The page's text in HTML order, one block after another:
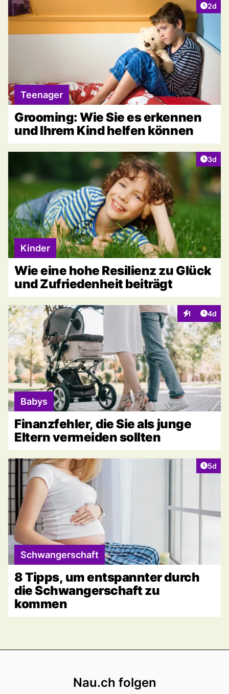
2d
Teenager
Grooming: Wie Sie es erkennen
und Ihrem Kind helfen können
3d
Kinder
Wie eine hohe Resilienz zu Glück
und Zufriedenheit beiträgt
1
Interaktionen
4d
Babys
Finanzfehler, die Sie als junge
Eltern vermeiden sollten
5d
Schwangerschaft
8 Tipps, um entspannter durch
die Schwangerschaft zu
kommen
Nau.ch folgen